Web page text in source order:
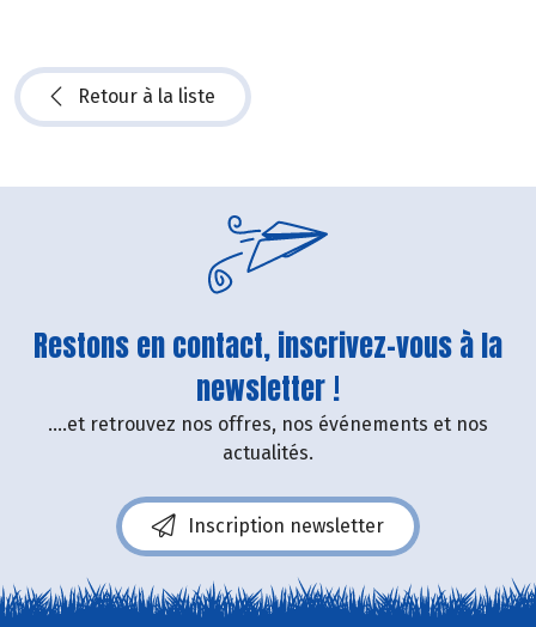
Retour à la liste
Restons en contact, inscrivez-vous à la
newsletter !
....et retrouvez nos offres, nos événements et nos
actualités.
Inscription newsletter